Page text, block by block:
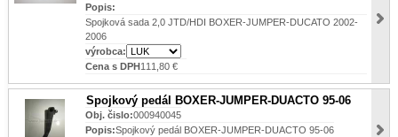
Popis:
Spojková sada 2,0 JTD/HDI BOXER-JUMPER-DUCATO 2002-
2006
výrobca:
Cena s DPH111,80 €
Spojkový pedál BOXER-JUMPER-DUACTO 95-06
Obj. čislo:000940045
Popis:Spojkový pedál BOXER-JUMPER-DUACTO 95-06